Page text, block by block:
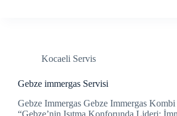
Hacklink panel
Hacklink panel
Hacklink Panel
Kocaeli Servis
Gebze immergas Servisi
Gebze Immergas Gebze Immergas
“Gebze’nin Isıtma Konforunda Lideri: